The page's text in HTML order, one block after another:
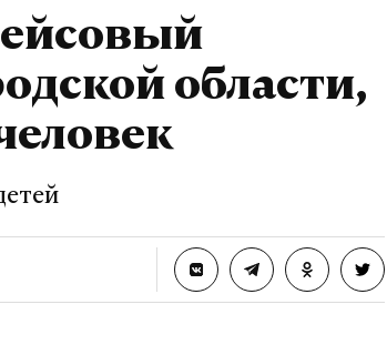
области,